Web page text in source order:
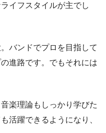
イフスタイルが主でし
バンドでプロを目指して
進路です。でもそれには
楽理論もしっかり学びた
活躍できるようになり、